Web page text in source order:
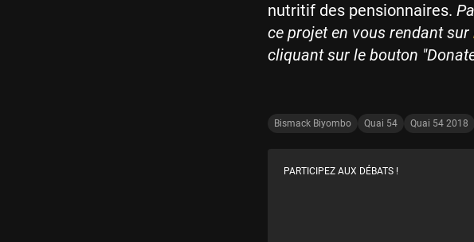
nutritif des pensionnaires.
ce projet en vous rendant sur
cliquant sur le bouton
Bismack Biyombo Quai 54 Quai 54 2018
PARTICIPEZ AUX DÉBATS !